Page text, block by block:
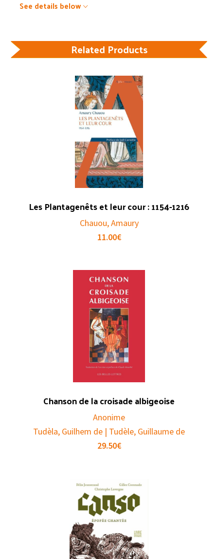
See details below
Related Products
Les Plantagenêts et leur cour : 1154-1216
Chauou, Amaury
11.00€
Chanson de la croisade albigeoise
Anonime
Tudèla, Guilhem de | Tudèle, Guillaume de
29.50€